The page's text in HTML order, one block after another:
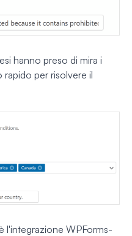
hanno preso di mira i
per risolvere il
l'integrazione WPForms-